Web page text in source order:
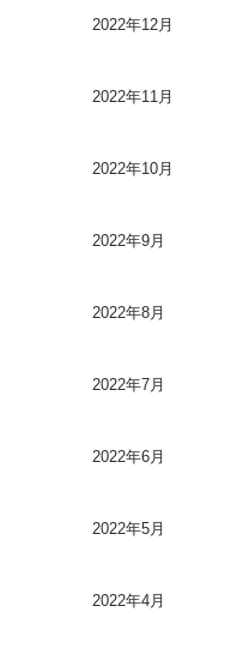
2022年12月
2022年11月
2022年10月
2022年9月
2022年8月
2022年7月
2022年6月
2022年5月
2022年4月